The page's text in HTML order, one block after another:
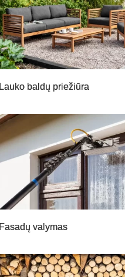
Lauko baldų priežiūra
Fasadų valymas